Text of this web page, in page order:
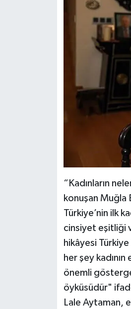
“Kadınların
konuşan Muğla
Türkiye’nin ilk
cinsiyet eşitliği
hikâyesi
her şey
önemli
öyküsüdür"
Lale Aytaman,